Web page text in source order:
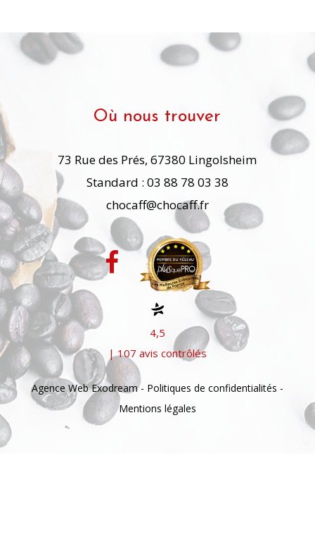
Où nous trouver
73 Rue des Prés, 67380 Lingolsheim
Standard : 03 88 78 03 38
chocaff@chocaff.fr
4,5
| 107 avis contrôlés
Agence Web Exodream- Politiques de confidentialités -
Mentions légales